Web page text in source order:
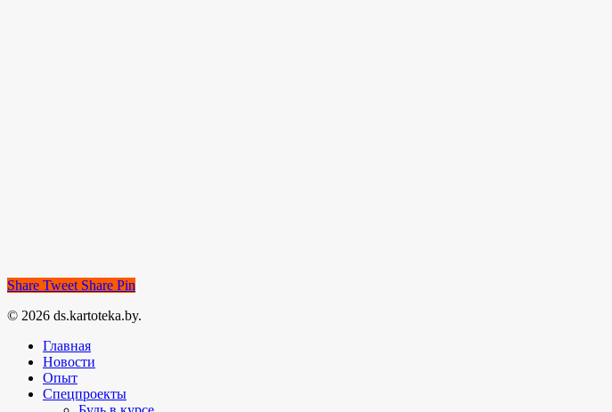
Share Tweet Share Pin
© 2026 ds.kartoteka.by.
Главная
Новости
Опыт
Спецпроекты